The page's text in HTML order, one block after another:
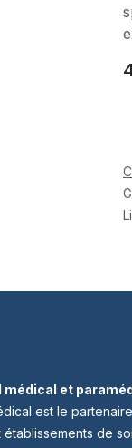
et
est le
de